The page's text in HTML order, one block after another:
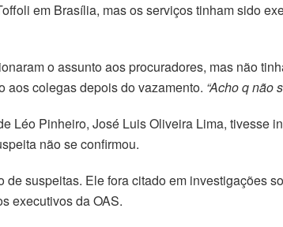
em Brasília, mas os serviços tinham sido
o assunto aos procuradores, mas não
aos colegas depois do vazamento. “Acho q não
Léo Pinheiro, José Luis Oliveira Lima, tivesse
não se confirmou.
suspeitas. Ele fora citado em investigações
executivos da OAS.